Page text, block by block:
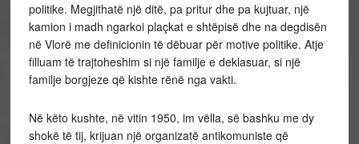
politike. Megjithatë një ditë, pa pritur dhe pa kujtuar, një
kamion i madh ngarkoi plaçkat e shtëpisë dhe na degdisën
në Vlorë me definicionin të dëbuar për motive politike. Atje
filluam të trajtoheshim si një familje e deklasuar, si një
familje borgjeze që kishte rënë nga vakti.
Në këto kushte, në vitin 1950, im vëlla, së bashku me dy
shokë të tij, krijuan një organizatë antikomuniste që